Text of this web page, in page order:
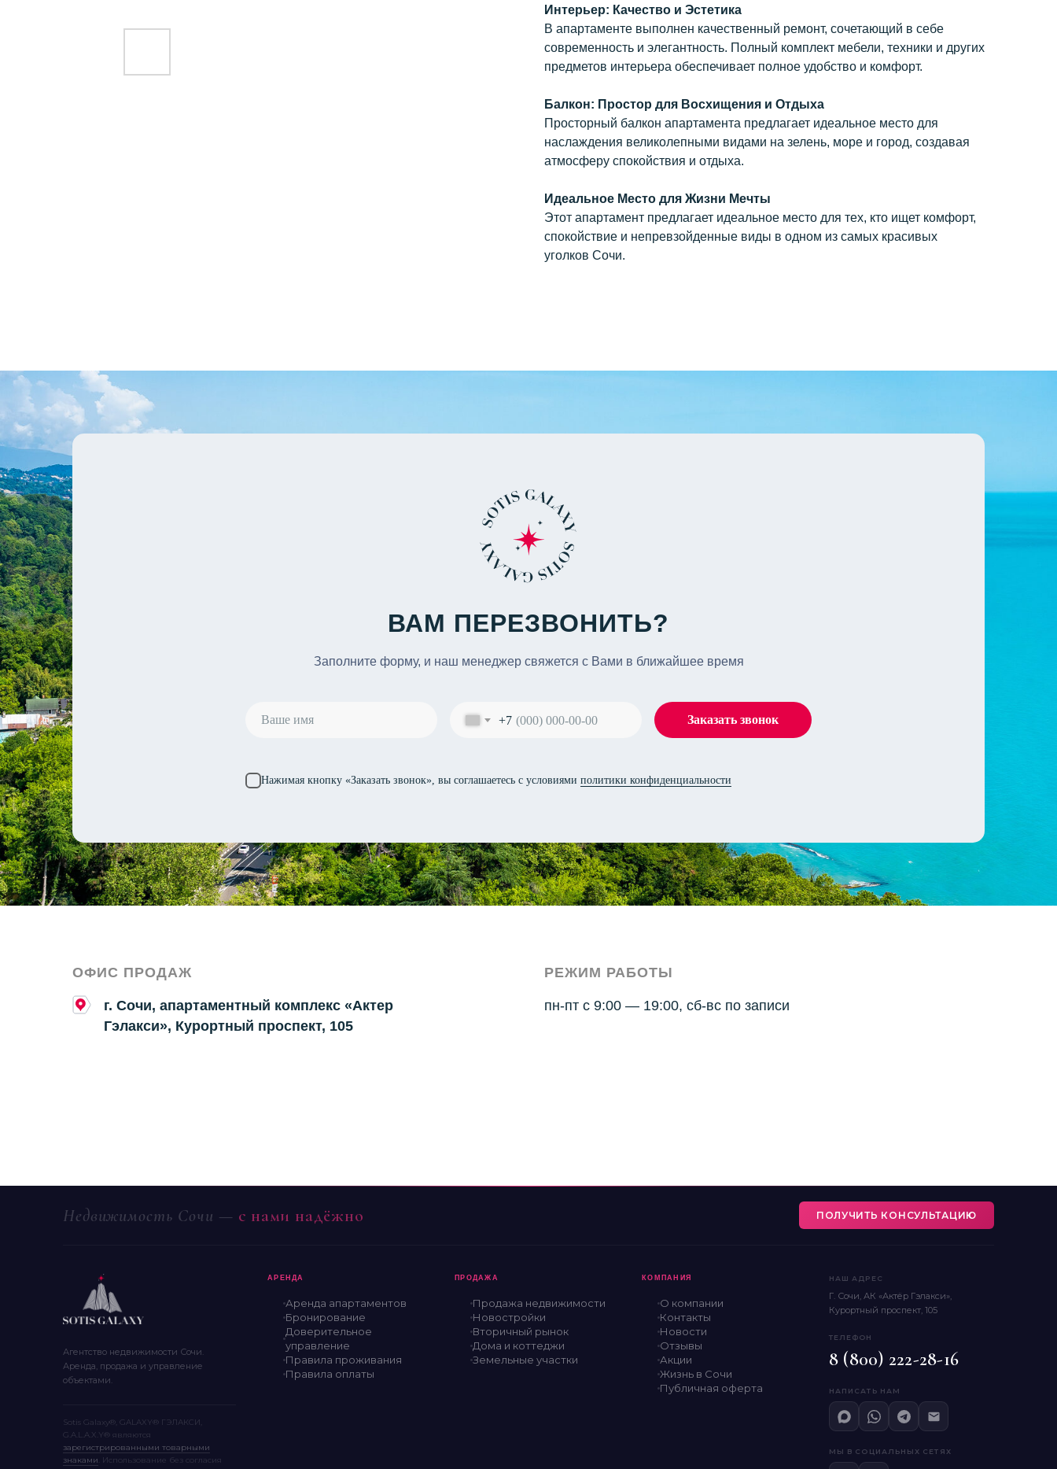
Интерьер: Качество и Эстетика
В апартаменте выполнен качественный ремонт, сочетающий в себе
современность и элегантность. Полный комплект мебели, техники и других
предметов интерьера обеспечивает полное удобство и комфорт.
Балкон: Простор для Восхищения и Отдыха
Просторный балкон апартамента предлагает идеальное место для
наслаждения великолепными видами на зелень, море и город, создавая
атмосферу спокойствия и отдыха.
Идеальное Место для Жизни Мечты
Этот апартамент предлагает идеальное место для тех, кто ищет комфорт,
спокойствие и непревзойденные виды в одном из самых красивых
уголков Сочи.
+7
Нажимая кнопку «Заказать звонок», вы соглашаетесь с условиями политики конфиденциальности
Заказать звонок
Заполните форму, и наш менеджер свяжется с Вами в ближайшее время
ВАМ ПЕРЕЗВОНИТЬ?
ОФИС ПРОДАЖ
г. Сочи, апартаментный комплекс «Актер
Гэлакси», Курортный проспект, 105
пн-пт с 9:00 — 19:00, сб-вс по записи
РЕЖИМ РАБОТЫ
Недвижимость Сочи — с нами надёжно ПОЛУЧИТЬ КОНСУЛЬТАЦИЮ
Агентство недвижимости Сочи.
Аренда, продажа и управление
объектами.
Sotis Galaxy®, GALAXY® ГЭЛАКСИ,
G.A.L.A.X.Y® являются
зарегистрированными товарными
знаками . Использование без согласия
АРЕНДА
Аренда апартаментов
Бронирование
Доверительное
управление
Правила проживания
Правила оплаты
ПРОДАЖА
Продажа недвижимости
Новостройки
Вторичный рынок
Дома и коттеджи
Земельные участки
КОМПАНИЯ
О компании
Контакты
Новости
Отзывы
Акции
Жизнь в Сочи
Публичная оферта
НАШ АДРЕС
Г. Сочи, АК «Актёр Гэлакси»,
Курортный проспект, 105
ТЕЛЕФОН
8 (800) 222-28-16
НАПИСАТЬ НАМ
МЫ В СОЦИАЛЬНЫХ СЕТЯХ